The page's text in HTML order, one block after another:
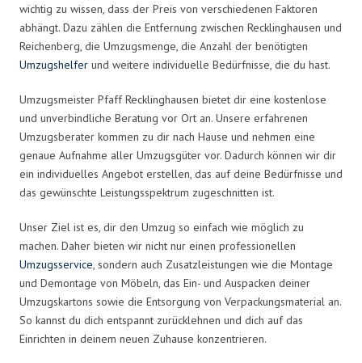
wichtig zu wissen, dass der Preis von verschiedenen Faktoren
abhängt. Dazu zählen die Entfernung zwischen Recklinghausen und
Reichenberg, die Umzugsmenge, die Anzahl der benötigten
Umzugshelfer und weitere individuelle Bedürfnisse, die du hast.
Umzugsmeister Pfaff Recklinghausen bietet dir eine kostenlose
und unverbindliche Beratung vor Ort an. Unsere erfahrenen
Umzugsberater kommen zu dir nach Hause und nehmen eine
genaue Aufnahme aller Umzugsgüter vor. Dadurch können wir dir
ein individuelles Angebot erstellen, das auf deine Bedürfnisse und
das gewünschte Leistungsspektrum zugeschnitten ist.
Unser Ziel ist es, dir den Umzug so einfach wie möglich zu
machen. Daher bieten wir nicht nur einen professionellen
Umzugsservice, sondern auch Zusatzleistungen wie die Montage
und Demontage von Möbeln, das Ein- und Auspacken deiner
Umzugskartons sowie die Entsorgung von Verpackungsmaterial an.
So kannst du dich entspannt zurücklehnen und dich auf das
Einrichten in deinem neuen Zuhause konzentrieren.